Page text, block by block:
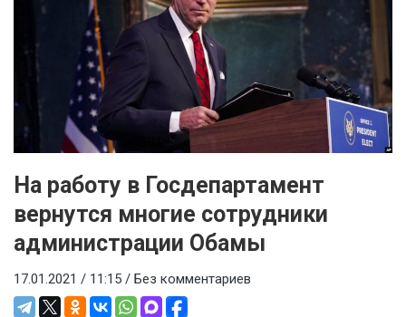
На работу в Госдепартамент
вернутся многие сотрудники
администрации Обамы
17.01.2021 / 11:15 / Без комментариев